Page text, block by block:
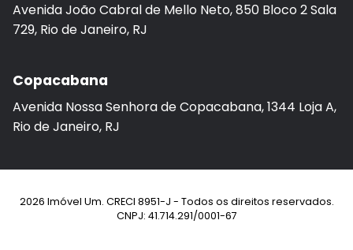
Avenida João Cabral de Mello Neto, 850 Bloco 2 Sala
729, Rio de Janeiro, RJ
Copacabana
Avenida Nossa Senhora de Copacabana, 1344 Loja A,
Rio de Janeiro, RJ
2026 Imóvel Um. CRECI 8951-J - Todos os direitos reservados.
CNPJ: 41.714.291/0001-67